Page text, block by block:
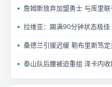
詹姆斯放弃加盟勇士 与库里
拉维亚：踢满90分钟状态极
桑德兰引援迟缓 勒布里斯笃
泰山队后腰被迫重组 泽卡内